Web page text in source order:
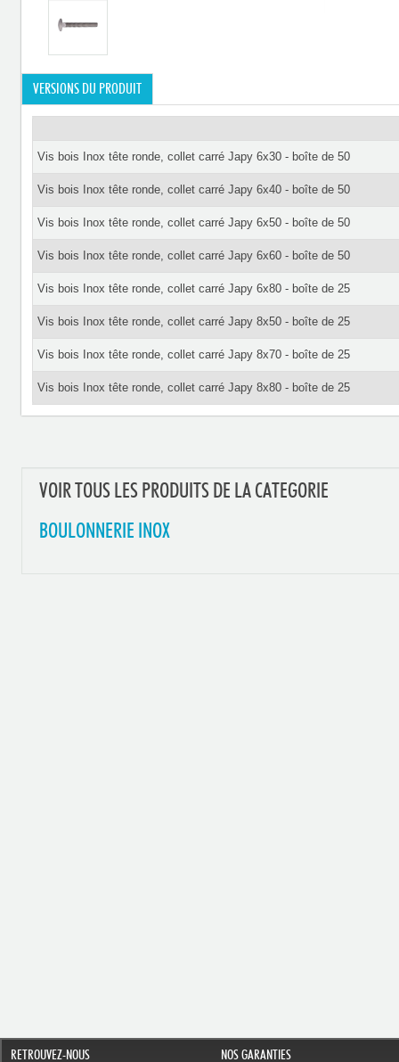
VERSIONS DU PRODUIT
Vis bois Inox tête ronde, collet carré Japy 6x30 - boîte de 50
Vis bois Inox tête ronde, collet carré Japy 6x40 - boîte de 50
Vis bois Inox tête ronde, collet carré Japy 6x50 - boîte de 50
Vis bois Inox tête ronde, collet carré Japy 6x60 - boîte de 50
Vis bois Inox tête ronde, collet carré Japy 6x80 - boîte de 25
Vis bois Inox tête ronde, collet carré Japy 8x50 - boîte de 25
Vis bois Inox tête ronde, collet carré Japy 8x70 - boîte de 25
Vis bois Inox tête ronde, collet carré Japy 8x80 - boîte de 25
VOIR TOUS LES PRODUITS DE LA CATEGORIE
BOULONNERIE INOX
RETROUVEZ-NOUS NOS GARANTIES